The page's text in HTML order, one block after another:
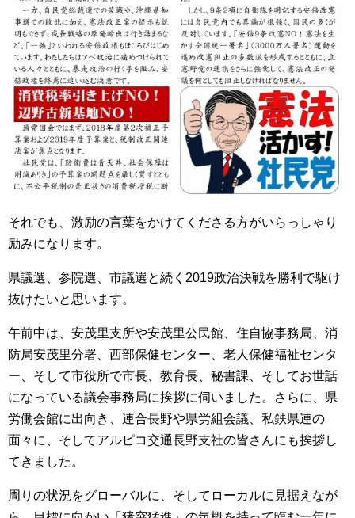
それでも、激励の言葉をかけてくださる方がいらっしゃり
励みになります。
県議選、参院選、市議選と続く2019政治決戦を勝利で駆け
抜けたいと思います。
午前中は、安茂里支所や安茂里公民館、住自協事務局、消
防局安茂里分署、西部保健センター、老人保健福祉センタ
ー、そして市役所で市長、教育長、秘書課、そしてお世話
になっている議会事務局に挨拶に伺いました。さらに、県
労働会館に出向き、連合長野や県労組会議、私鉄県連の
面々に、そしてアルピコ交通長野支社の皆さんにも挨拶し
てきました。
周りの状況をグローバルに、そしてローカルに見据えなが